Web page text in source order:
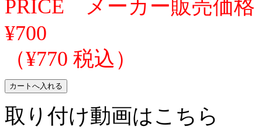
PRICE メーカー販売価格
¥700
（¥770 税込）
取り付け動画はこちら